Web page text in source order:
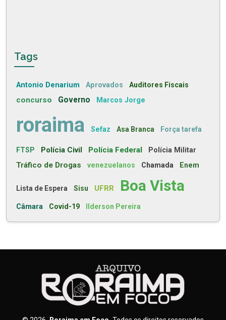
Tags
Antonio Denarium Aprovados Auditores Fiscais
concurso Governo Marcos Jorge
roraima Sefaz Asa Branca Força tarefa
FTSP Polícia Civil Polícia Federal Polícia Militar
Tráfico de Drogas venezuelanos Chamada Enem
Lista de Espera Sisu UFRR Boa Vista
Câmara Covid-19 Ilderson Pereira